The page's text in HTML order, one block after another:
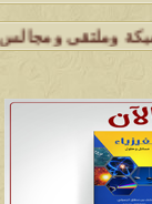
ومجالس قبيلة